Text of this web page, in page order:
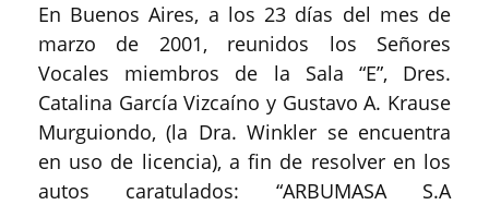
En Buenos Aires, a los 23 días del mes de
marzo de 2001, reunidos los Señores
Vocales miembros de la Sala “E”, Dres.
Catalina García Vizcaíno y Gustavo A. Krause
Murguiondo, (la Dra. Winkler se encuentra
en uso de licencia), a fin de resolver en los
autos caratulados: “ARBUMASA S.A